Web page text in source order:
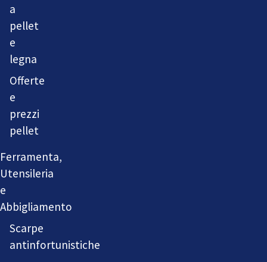
a
pellet
e
legna
Offerte
e
prezzi
pellet
Ferramenta,
Utensileria
e
Abbigliamento
Scarpe
antinfortunistiche